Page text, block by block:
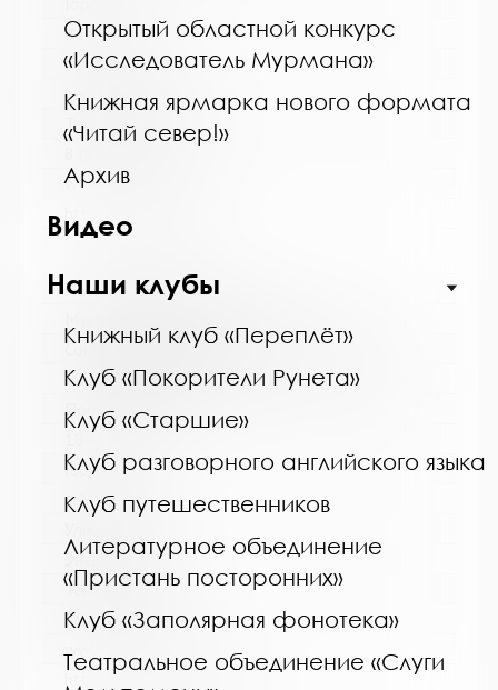
Открытый областной конкурс
«Исследователь Мурмана»
Книжная ярмарка нового формата
«Читай север!»
Архив
Видео
Наши клубы
Книжный клуб «Переплёт»
Клуб «Покорители Рунета»
Клуб «Старшие»
Клуб разговорного английского языка
Клуб путешественников
Литературное объединение
«Пристань посторонних»
Клуб «Заполярная фонотека»
Театральное объединение «Слуги
Кола
Улица, дом:
пер. Островский, д. 6
Телефон:
www:
Название библиотеки:
Сокращенное название:
МБУК Мурмашинская городская библиотека
Почтовый индекс:
184355
Город:
п. Мурмаши
Энергетиков, 7
Телефон:
8(81553) 6-36-69
www:
http://murmashi-library.ru/